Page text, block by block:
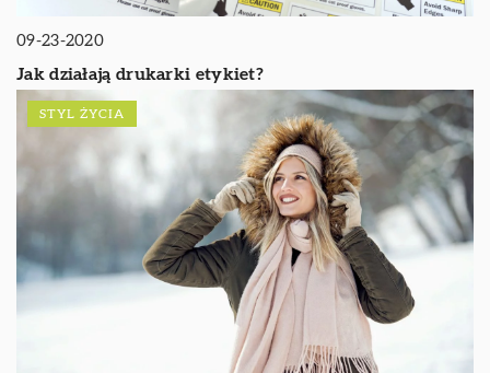
09-23-2020
Jak działają drukarki etykiet?
STYL ŻYCIA